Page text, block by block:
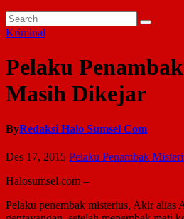
Kriminal
Pelaku
Masih Dikejar
ByRedaksi Halo Sumsel Com
Des 17, 2015 Pelaku Penambak
Halosumsel.com –
Pelaku penembak misterius, Akir alias